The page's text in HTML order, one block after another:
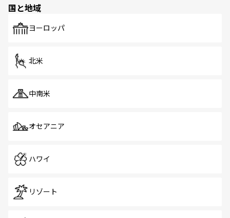
で、ホーカーズは地元の風情を楽しめる外せないスポット
国と地域
ヨーロッパ
北米
中南米
オセアニア
ハワイ
リゾート